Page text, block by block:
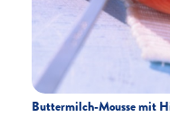
Buttermilch-Mousse mit